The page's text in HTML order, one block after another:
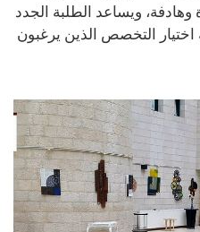
وهادفة، ويساعد الطلبة الجدد
التخصص الذين يرغبون